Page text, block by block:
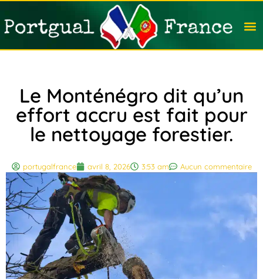
Le Monténégro dit qu’un
effort accru est fait pour
le nettoyage forestier.
portugalfrance avril 8, 2026 3:53 am Aucun commentaire